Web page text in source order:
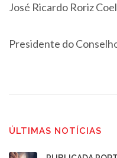
José Ricardo Roriz
Presidente do
ÚLTIMAS NOTÍCIAS